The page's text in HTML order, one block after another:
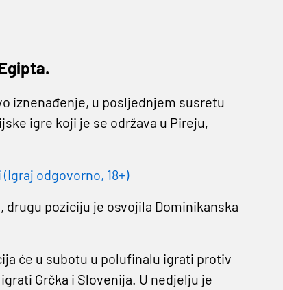
iznenađenje, u posljednjem susretu
igre koji je se održava u Pireju,
odgovorno, 18+)
poziciju je osvojila Dominikanska
će u subotu u polufinalu igrati protiv
Grčka i Slovenija. U nedjelju je